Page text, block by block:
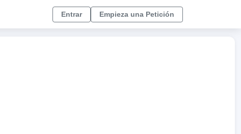
Entrar Empieza una Petición